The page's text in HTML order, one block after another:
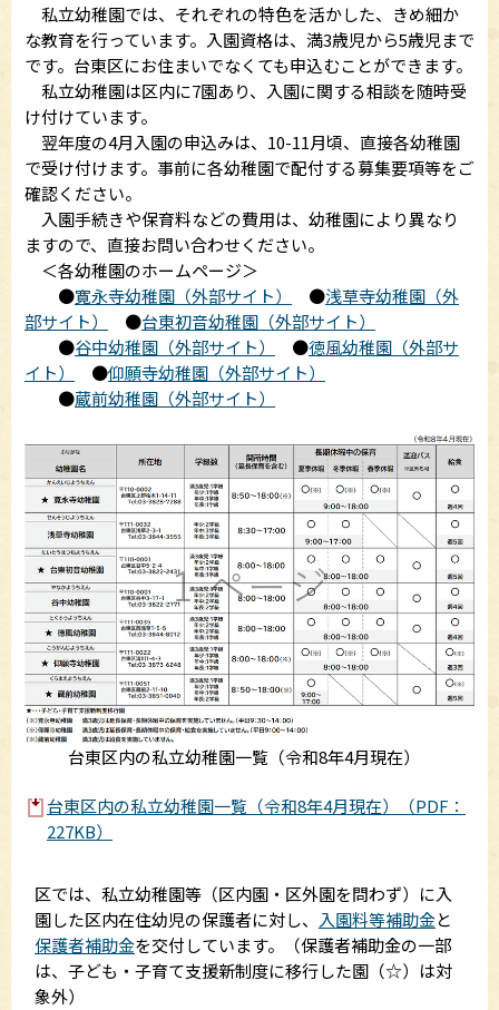
私立幼稚園では、それぞれの特色を活かした、きめ細か
な教育を行っています。入園資格は、満3歳児から5歳児まで
です。台東区にお住まいでなくても申込むことができます。
私立幼稚園は区内に7園あり、入園に関する相談を随時受
け付けています。
翌年度の4月入園の申込みは、10-11月頃、直接各幼稚園
で受け付けます。事前に各幼稚園で配付する募集要項等をご
確認ください。
入園手続きや保育料などの費用は、幼稚園により異なり
ますので、直接お問い合わせください。
＜各幼稚園のホームページ＞
●寛永寺幼稚園（外部サイト） ●浅草寺幼稚園（外
部サイト）
●台東初音幼稚園（外部サイト）
●谷中幼稚園（外部サイト） ●徳風幼稚園（外部サ
イト）
●仰願寺幼稚園（外部サイト）
●蔵前幼稚園（外部サイト）
台東区内の私立幼稚園一覧（令和8年4月現在）
台東区内の私立幼稚園一覧（令和8年4月現在）（PDF：
227KB）
区では、私立幼稚園等（区内園・区外園を問わず）に入
園した区内在住幼児の保護者に対し、 入園料等補助金と
保護者補助金を交付しています。（保護者補助金の一部
は、子ども・子育て支援新制度に移行した園（☆）は対
象外）